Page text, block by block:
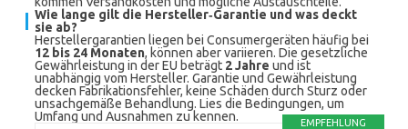
Wie lange gilt die Hersteller‑Garantie und was deckt
sie ab?
Herstellergarantien liegen bei Consumergeräten häufig bei
12 bis 24 Monaten, können aber variieren. Die gesetzliche
Gewährleistung in der EU beträgt 2 Jahre und ist
unabhängig vom Hersteller. Garantie und Gewährleistung
decken Fabrikationsfehler, keine Schäden durch Sturz oder
unsachgemäße Behandlung. Lies die Bedingungen, um
Umfang und Ausnahmen zu kennen.
EMPFEHLUNG